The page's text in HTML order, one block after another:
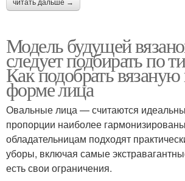
читать дальше →
Модель будущей
следует подбирать по
Как подобрать
форме лица
Овальные лица — считаются
пропорции наиболее
обладательницам подходят
уборы, включая самые
есть свои ограничения.